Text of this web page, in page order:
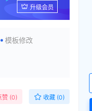
升级会员
模板修改
赞 (0) 收藏 (0)